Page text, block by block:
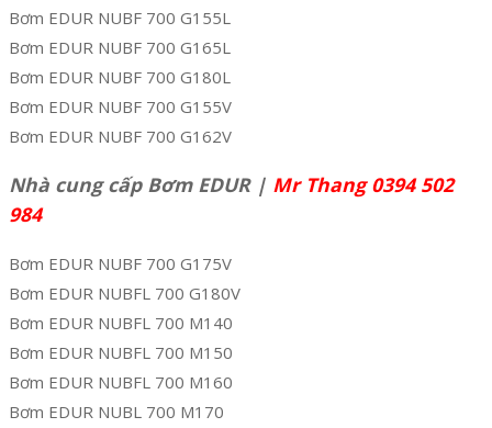
Bơm EDUR NUBF 700 G155L
Bơm EDUR NUBF 700 G165L
Bơm EDUR NUBF 700 G180L
Bơm EDUR NUBF 700 G155V
Bơm EDUR NUBF 700 G162V
Nhà cung cấp Bơm EDUR | Mr Thang 0394 502
984
Bơm EDUR NUBF 700 G175V
Bơm EDUR NUBFL 700 G180V
Bơm EDUR NUBFL 700 M140
Bơm EDUR NUBFL 700 M150
Bơm EDUR NUBFL 700 M160
Bơm EDUR NUBL 700 M170